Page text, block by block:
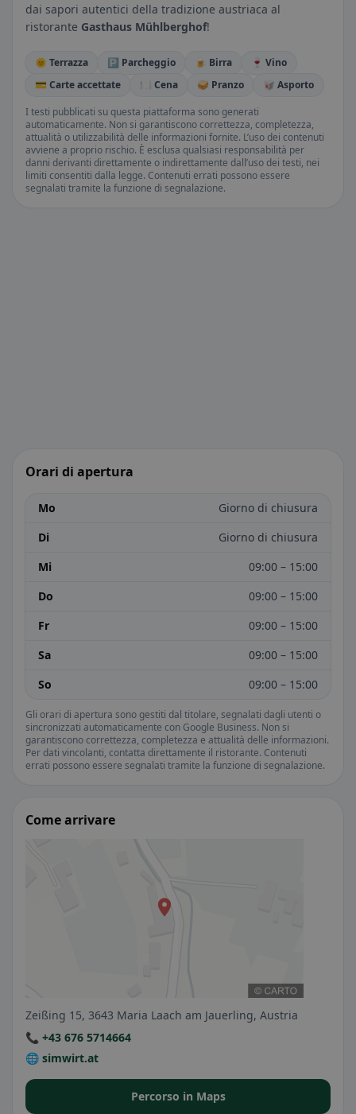
dai sapori autentici della tradizione austriaca al
ristorante Gasthaus Mühlberghof!
🌞 Terrazza 🅿️ Parcheggio 🍺 Birra
🍷 Vino
💳 Carte accettate
🍽️ Cena 🥪 Pranzo
🥡 Asporto
I testi pubblicati su questa piattaforma sono generati
automaticamente. Non si garantiscono correttezza, completezza,
attualità o utilizzabilità delle informazioni fornite. L’uso dei contenuti
avviene a proprio rischio. È esclusa qualsiasi responsabilità per
danni derivanti direttamente o indirettamente dall’uso dei testi, nei
limiti consentiti dalla legge. Contenuti errati possono essere
segnalati tramite la funzione di segnalazione.
Orari di apertura
Mo
Giorno di chiusura
Di
Giorno di chiusura
Mi
09:00 – 15:00
Do
09:00 – 15:00
Fr
09:00 – 15:00
Sa
09:00 – 15:00
So
09:00 – 15:00
Gli orari di apertura sono gestiti dal titolare, segnalati dagli utenti o
sincronizzati automaticamente con Google Business. Non si
garantiscono correttezza, completezza e attualità delle informazioni.
Per dati vincolanti, contatta direttamente il ristorante. Contenuti
errati possono essere segnalati tramite la funzione di segnalazione.
Come arrivare
Zeißing 15, 3643 Maria Laach am Jauerling, Austria
📞 +43 676 5714664
🌐 simwirt.at
Percorso in Maps